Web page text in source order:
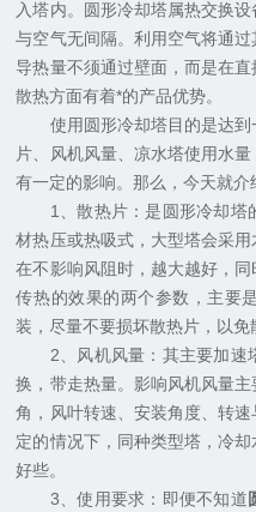
入塔内。圆形冷却塔属热交换
与空气无间隔。利用空气将通
导热量不须通过壁面，而是在
散热方面有着*的产品优势。
使用圆形冷却塔目的是达到
片、风机风量、凉水塔使用水
有一定的影响。那么，今天就介
1、散热片：是圆形冷却塔
材热压或热吸式，大型塔会采
在不影响风阻时，越大越好，
传热的效果的两个参数，主要
装，尽量不要损坏散热片，以免
2、风机风量：其主要加速
换，带走热量。影响风机风量
角，风叶转速、安装角度、转
定的情况下，同种类型塔，冷
好些。
3、使用要求：即便不知道